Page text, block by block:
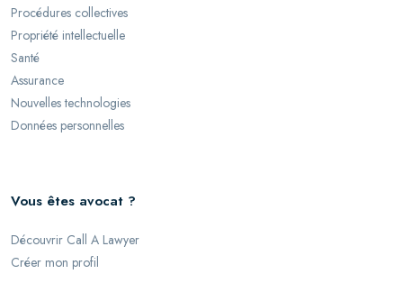
Procédures collectives
Propriété intellectuelle
Santé
Assurance
Nouvelles technologies
Données personnelles
Vous êtes avocat ?
Découvrir Call A Lawyer
Créer mon profil